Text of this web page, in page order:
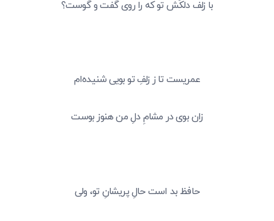
با زلف دلکَش تو که را روی گفت و گوست؟
عمریست تا ز زلفِ تو بویی شنیده‌ام
زان بوی در مشامِ دلِ من هنوز بوست
حافظ بد است حالِ پریشانِ تو، ولی